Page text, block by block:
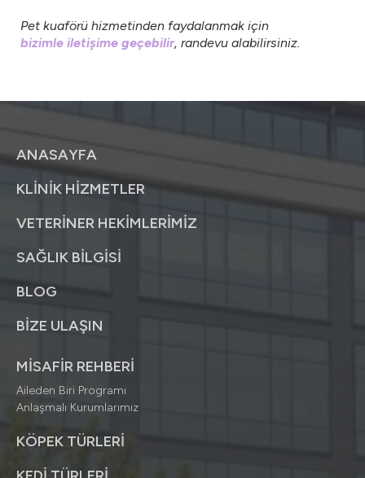
Pet kuaförü hizmetinden faydalanmak için
bizimle iletişime geçebilir, randevu alabilirsiniz.
ANASAYFA
KLİNİK HİZMETLER
VETERİNER HEKİMLERİMİZ
SAĞLIK BİLGİSİ
BLOG
BİZE ULAŞIN
MİSAFİR REHBERİ
Aileden Biri Programı
Anlaşmalı Kurumlarımız
KÖPEK TÜRLERİ